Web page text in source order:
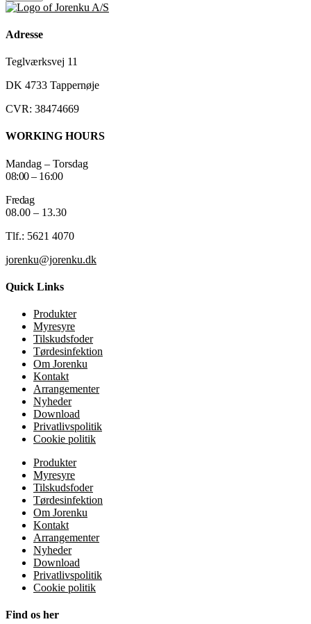
Adresse
Teglværksvej 11
DK 4733 Tappernøje
CVR: 38474669
WORKING HOURS
Mandag – Torsdag
08:00 – 16:00
Fredag
08.00 – 13.30
Tlf.: 5621 4070
jorenku@jorenku.dk
Quick Links
Produkter
Myresyre
Tilskudsfoder
Tørdesinfektion
Om Jorenku
Kontakt
Arrangementer
Nyheder
Download
Privatlivspolitik
Cookie politik
Produkter
Myresyre
Tilskudsfoder
Tørdesinfektion
Om Jorenku
Kontakt
Arrangementer
Nyheder
Download
Privatlivspolitik
Cookie politik
Find os her